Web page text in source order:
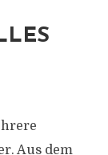
Aus dem